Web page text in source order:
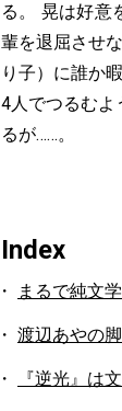
る。 晃は好意
輩を退屈させ
り子）に誰か
4人でつるむよ
るが……。
Index
まるで純文
渡辺あやの
『逆光』は